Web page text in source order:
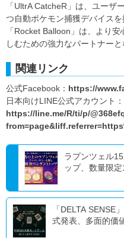
「UltrA CatcheR」は、ユーザ
つ自動ポケモン捕獲デバイス
「Rocket Balloon」は、より
しむための強力なパートナーと
関連リンク
公式Facebook： https://
日本向けLINE公式アカウント：
https://line.me/R/ti/p/
ラプンツェル
ップ、数量限定
「DELTA SENSE
式発表、多面的価